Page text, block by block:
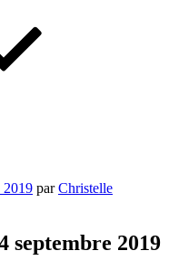
2019 parChristelle
septembre 2019